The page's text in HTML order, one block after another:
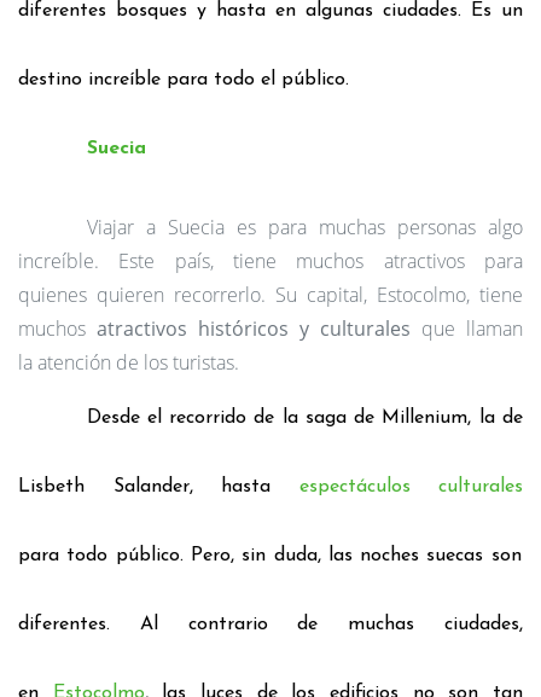
diferentes bosques y hasta en algunas ciudades. Es un
destino increíble para todo el público.
Suecia
Viajar a Suecia es para muchas personas algo
increíble. Este país, tiene muchos atractivos para
quienes quieren recorrerlo. Su capital, Estocolmo, tiene
muchos atractivos históricos y culturales que llaman
la atención de los turistas.
Desde el recorrido de la saga de Millenium, la de
Lisbeth Salander, hasta espectáculos culturales
para todo público. Pero, sin duda, las noches suecas son
diferentes. Al contrario de muchas ciudades,